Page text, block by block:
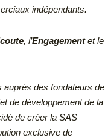
indépendants.
, l’Engagementet le
des fondateurs de
de développement de la
de créer la SAS
exclusive de